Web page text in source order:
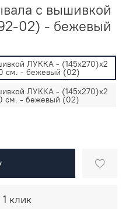
с вышивкой
02) - бежевый
ЛУККА - (145х270)х2
см. - бежевый (02)
ЛУККА - (145х270)х2
см. - бежевый (02)
клик